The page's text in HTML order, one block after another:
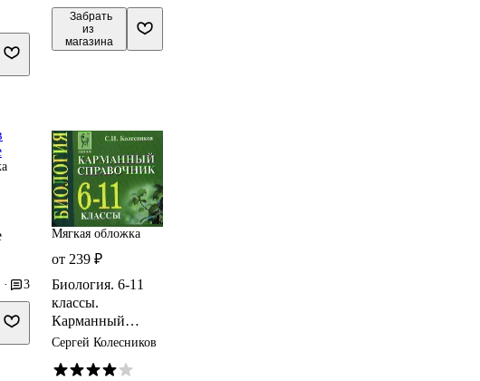
Забрать
из
магазина
·
3
Мягкая обложка
от 239 ₽
Биология. 6-11
классы.
Карманный
справочник
Сергей Колесников